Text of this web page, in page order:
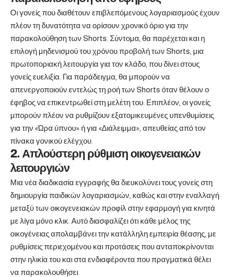
Οι γονείς που διαθέτουν επιβλεπόμενους λογαριασμούς έχουν
πλέον τη δυνατότητα να ορίσουν χρονικό όριο για την
παρακολούθηση των Shorts. Σύντομα, θα παρέχεται και η
επιλογή μηδενισμού του χρόνου προβολή των Shorts, μια
πρωτοποριακή λειτουργία για τον κλάδο, που δίνει στους
γονείς ευελιξία. Για παράδειγμα, θα μπορούν να
απενεργοποιούν εντελώς τη ροή των Shorts όταν θέλουν ο
έφηβος να επικεντρωθεί στη μελέτη του. Επιπλέον, οι γονείς
μπορούν πλέον να ρυθμίζουν εξατομικευμένες υπενθυμίσεις
για την «Ώρα ύπνου» ή για «Διάλειμμα», απευθείας από τον
πίνακα γονικού ελέγχου.
2. Απλούστερη ρύθμιση οικογενειακών
λειτουργιών
Μια νέα διαδικασία εγγραφής θα διευκολύνει τους γονείς στη
δημιουργία παιδικών λογαριασμών, καθώς και στην εναλλαγή
μεταξύ των οικογενειακών προφίλ στην εφαρμογή για κινητά
με λίγα μόνο κλικ. Αυτό διασφαλίζει ότι κάθε μέλος της
οικογένειας απολαμβάνει την κατάλληλη εμπειρία θέασης, με
ρυθμίσεις περιεχομένου και προτάσεις που ανταποκρίνονται
στην ηλικία του και στα ενδιαφέροντα που πραγματικά θέλει
να παρακολουθήσει.